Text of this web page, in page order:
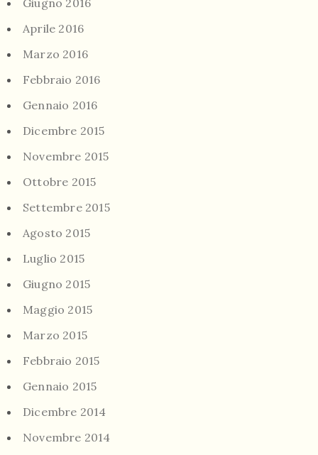
Giugno 2016
Aprile 2016
Marzo 2016
Febbraio 2016
Gennaio 2016
Dicembre 2015
Novembre 2015
Ottobre 2015
Settembre 2015
Agosto 2015
Luglio 2015
Giugno 2015
Maggio 2015
Marzo 2015
Febbraio 2015
Gennaio 2015
Dicembre 2014
Novembre 2014